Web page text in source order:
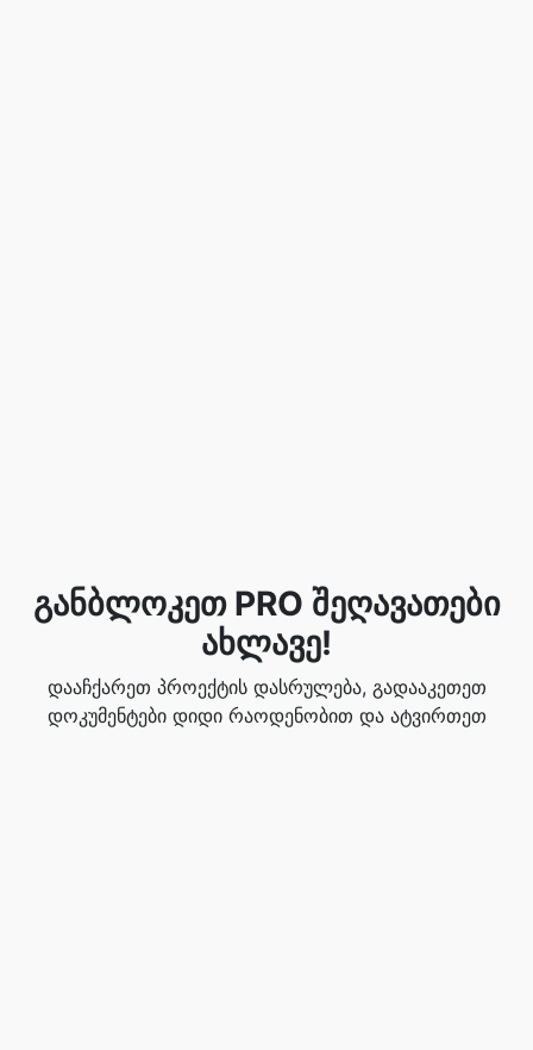
განბლოკეთ PRO შეღავათები
ახლავე!
დააჩქარეთ პროექტის დასრულება, გადააკეთეთ
დოკუმენტები დიდი რაოდენობით და ატვირთეთ